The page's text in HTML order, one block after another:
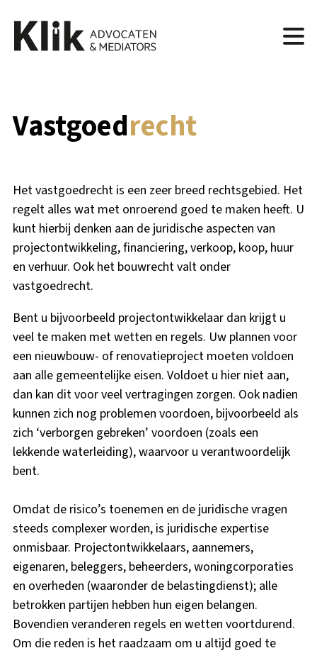
Vastgoedrecht
Het vastgoedrecht is een zeer breed rechtsgebied. Het
regelt alles wat met onroerend goed te maken heeft. U
kunt hierbij denken aan de juridische aspecten van
projectontwikkeling, financiering, verkoop, koop, huur
en verhuur. Ook het bouwrecht valt onder
vastgoedrecht.
Bent u bijvoorbeeld projectontwikkelaar dan krijgt u
veel te maken met wetten en regels. Uw plannen voor
een nieuwbouw- of renovatieproject moeten voldoen
aan alle gemeentelijke eisen. Voldoet u hier niet aan,
dan kan dit voor veel vertragingen zorgen. Ook nadien
kunnen zich nog problemen voordoen, bijvoorbeeld als
zich ‘verborgen gebreken’ voordoen (zoals een
lekkende waterleiding), waarvoor u verantwoordelijk
bent.
Omdat de risico’s toenemen en de juridische vragen
steeds complexer worden, is juridische expertise
onmisbaar. Projectontwikkelaars, aannemers,
eigenaren, beleggers, beheerders, woningcorporaties
en overheden (waaronder de belastingdienst); alle
betrokken partijen hebben hun eigen belangen.
Bovendien veranderen regels en wetten voortdurend.
Om die reden is het raadzaam om u altijd goed te